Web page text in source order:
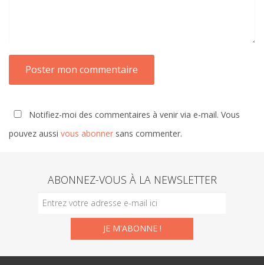
Notifiez-moi des commentaires à venir via e-mail. Vous
pouvez aussi vous abonner sans commenter.
ABONNEZ-VOUS À LA NEWSLETTER